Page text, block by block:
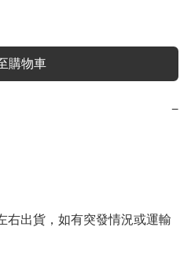
購物車
−
右出貨，如有突發情況或運輸